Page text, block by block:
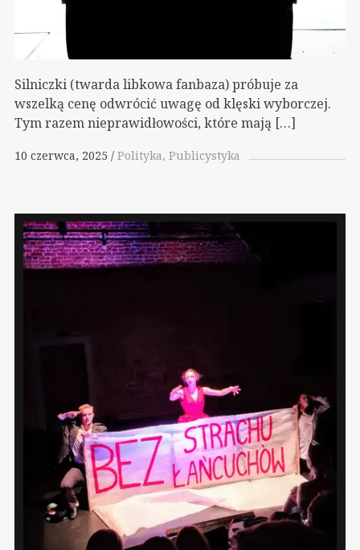
Silniczki (twarda libkowa fanbaza) próbuje za
wszelką cenę odwrócić uwagę od klęski wyborczej.
Tym razem nieprawidłowości, które mają […]
10 czerwca, 2025 Polityka Publicystyka